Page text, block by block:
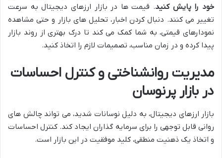
خود را پایش کنید. قیمت ها در بازار ارزهای دیجیتال به سرعت
تغییر می کنند. دنبال کردن اخبار، تحلیل های بازار و حتی مشاهده
نمودارهای قیمتی، به شما کمک می کند تا درک بهتری از روند بازار
پیدا کرده و در زمان مناسب، تصمیمات لازم را اتخاذ کنید.
مدیریت روانشناختی و کنترل احساسات
در بازار پرنوسان
بازار ارزهای دیجیتال، به دلیل نوسانات شدید، می تواند چالش های
روانی قابل توجهی را برای سرمایه گذاران ایجاد کند. کنترل احساسات
و اتخاذ یک ذهنیت منطقی، کلید موفقیت در این بازار است.